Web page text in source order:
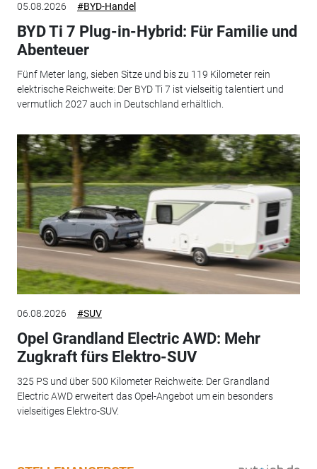
05.08.2026 #BYD-Handel
BYD Ti 7 Plug-in-Hybrid: Für Familie und
Abenteuer
Fünf Meter lang, sieben Sitze und bis zu 119 Kilometer rein
elektrische Reichweite: Der BYD Ti 7 ist vielseitig talentiert und
vermutlich 2027 auch in Deutschland erhältlich.
06.08.2026 #SUV
Opel Grandland Electric AWD: Mehr
Zugkraft fürs Elektro-SUV
325 PS und über 500 Kilometer Reichweite: Der Grandland
Electric AWD erweitert das Opel-Angebot um ein besonders
vielseitiges Elektro-SUV.